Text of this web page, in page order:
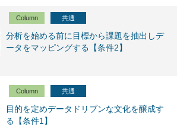
Column 共通
分析を始める前に目標から課題を抽出しデ
ータをマッピングする【条件2】
Column 共通
目的を定めデータドリブンな文化を醸成す
る【条件1】